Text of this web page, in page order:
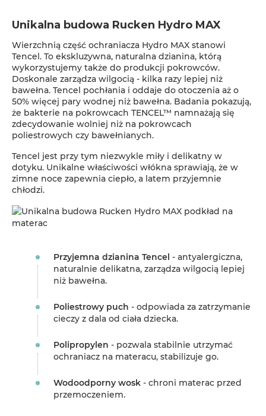
Unikalna budowa Rucken Hydro MAX
Wierzchnią część ochraniacza Hydro MAX stanowi
Tencel. To ekskluzywna, naturalna dzianina, którą
wykorzystujemy także do produkcji pokrowców.
Doskonale zarządza wilgocią - kilka razy lepiej niż
bawełna. Tencel pochłania i oddaje do otoczenia aż o
50% więcej pary wodnej niż bawełna. Badania pokazują,
że bakterie na pokrowcach TENCEL™ namnażają się
zdecydowanie wolniej niż na pokrowcach
poliestrowych czy bawełnianych.
Tencel jest przy tym niezwykle miły i delikatny w
dotyku. Unikalne właściwości włókna sprawiają, że w
zimne noce zapewnia ciepło, a latem przyjemnie
chłodzi.
Przyjemna dzianina Tencel - antyalergiczna,
naturalnie delikatna, zarządza wilgocią lepiej
niż bawełna.
Poliestrowy puch - odpowiada za zatrzymanie
cieczy z dala od ciała dziecka.
Polipropylen - pozwala stabilnie utrzymać
ochraniacz na materacu, stabilizuje go.
Wodoodporny wosk - chroni materac przed
przemoczeniem.